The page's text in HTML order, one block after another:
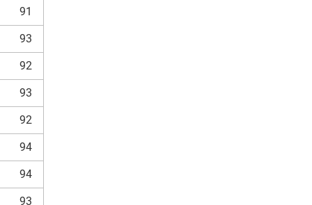
91
93
92
93
92
94
94
93